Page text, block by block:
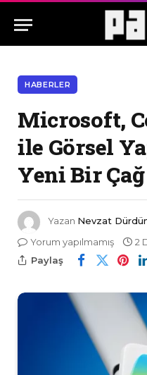
HABERLER
Microsoft,
ile Görsel
Yeni Bir
Yazan Nevzat
Yorum yapılmamış
2
Paylaş